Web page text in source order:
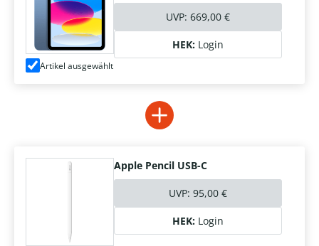
UVP: 669,00 €
HEK: Login
Artikel ausgewählt
Apple Pencil USB-C
UVP: 95,00 €
HEK: Login